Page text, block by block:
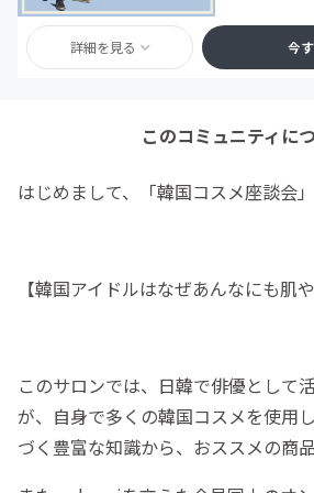
詳細を見る 今
このコミュニティに
はじめまして、「韓国コスメ座談会
【韓国アイドルはなぜあんなにも肌
このサロンでは、日韓で俳優として
が、自身で多くの韓国コスメを使用
づく豊富な知識から、おススメの商